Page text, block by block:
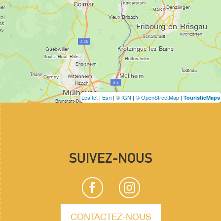
Leaflet | Esri | © IGN | © OpenStreetMap | TouristicMaps
SUIVEZ-NOUS
CONTACTEZ-NOUS